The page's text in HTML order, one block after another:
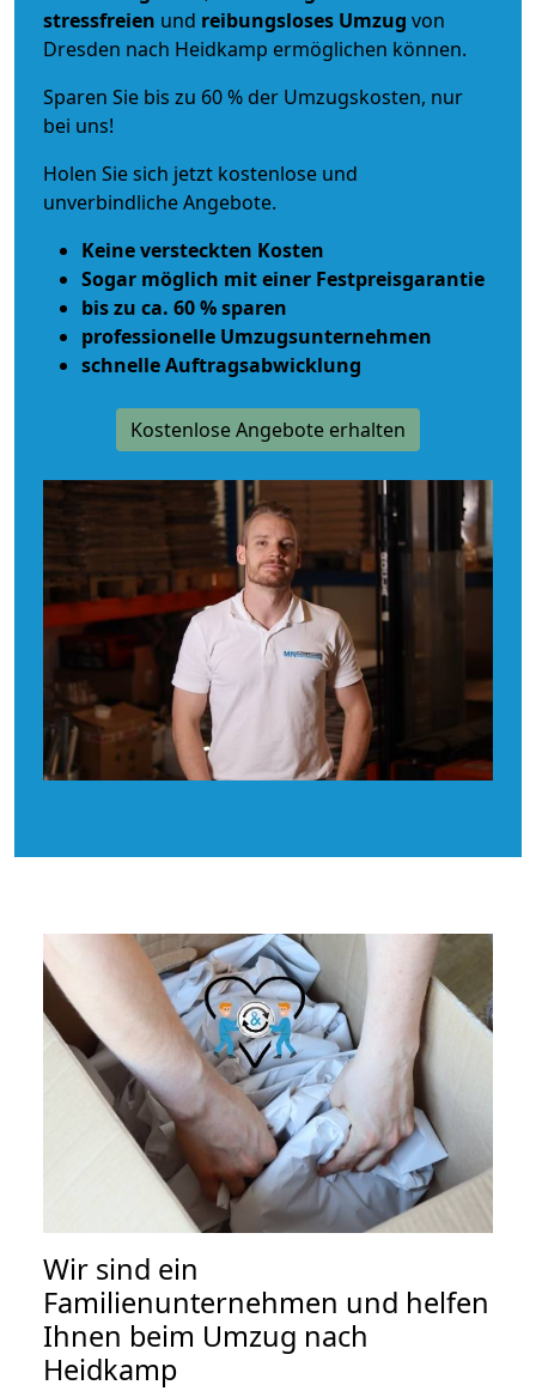
stressfreien und reibungsloses Umzug von
Dresden nach Heidkamp ermöglichen können.
Sparen Sie bis zu 60 % der Umzugskosten, nur
bei uns!
Holen Sie sich jetzt kostenlose und
unverbindliche Angebote.
Keine versteckten Kosten
Sogar möglich mit einer Festpreisgarantie
bis zu ca. 60 % sparen
professionelle Umzugsunternehmen
schnelle Auftragsabwicklung
Kostenlose Angebote erhalten
Wir sind ein
Familienunternehmen und helfen
Ihnen beim Umzug nach
Heidkamp